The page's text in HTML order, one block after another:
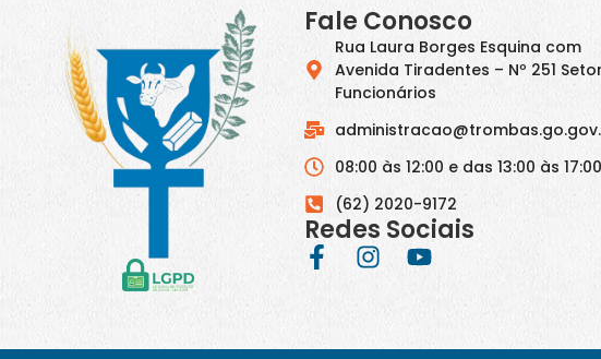
Fale Conosco
Rua Laura Borges Esquina com
Avenida Tiradentes – Nº 251 Setor
Funcionários
08:00 às 12:00 e das 13:00 às 17:00
(62) 2020-9172
Redes Sociais